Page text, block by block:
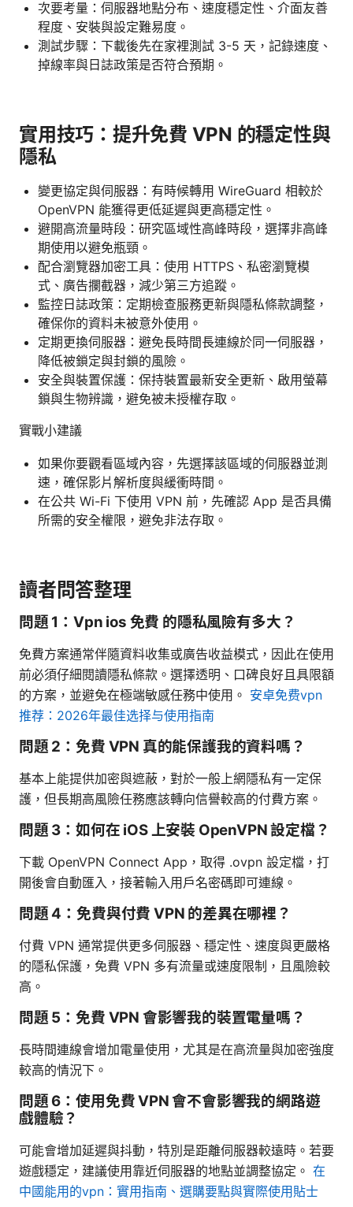
次要考量：伺服器地點分布、速度穩定性、介面友善
程度、安裝與設定難易度。
測試步驟：下載後先在家裡測試 3-5 天，記錄速度、
掉線率與日誌政策是否符合預期。
實用技巧：提升免費 VPN 的穩定性與
隱私
變更協定與伺服器：有時候轉用 WireGuard 相較於
OpenVPN 能獲得更低延遲與更高穩定性。
避開高流量時段：研究區域性高峰時段，選擇非高峰
期使用以避免瓶頸。
配合瀏覽器加密工具：使用 HTTPS、私密瀏覽模
式、廣告攔截器，減少第三方追蹤。
監控日誌政策：定期檢查服務更新與隱私條款調整，
確保你的資料未被意外使用。
定期更換伺服器：避免長時間長連線於同一伺服器，
降低被鎖定與封鎖的風險。
安全與裝置保護：保持裝置最新安全更新、啟用螢幕
鎖與生物辨識，避免被未授權存取。
實戰小建議
如果你要觀看區域內容，先選擇該區域的伺服器並測
速，確保影片解析度與緩衝時間。
在公共 Wi-Fi 下使用 VPN 前，先確認 App 是否具備
所需的安全權限，避免非法存取。
讀者問答整理
問題 1：Vpn ios 免費 的隱私風險有多大？
免費方案通常伴隨資料收集或廣告收益模式，因此在使用
前必須仔細閱讀隱私條款。選擇透明、口碑良好且具限額
的方案，並避免在極端敏感任務中使用。 安卓免费vpn
推荐：2026年最佳选择与使用指南
問題 2：免費 VPN 真的能保護我的資料嗎？
基本上能提供加密與遮蔽，對於一般上網隱私有一定保
護，但長期高風險任務應該轉向信譽較高的付費方案。
問題 3：如何在 iOS 上安裝 OpenVPN 設定檔？
下載 OpenVPN Connect App，取得 .ovpn 設定檔，打
開後會自動匯入，接著輸入用戶名密碼即可連線。
問題 4：免費與付費 VPN 的差異在哪裡？
付費 VPN 通常提供更多伺服器、穩定性、速度與更嚴格
的隱私保護，免費 VPN 多有流量或速度限制，且風險較
高。
問題 5：免費 VPN 會影響我的裝置電量嗎？
長時間連線會增加電量使用，尤其是在高流量與加密強度
較高的情況下。
問題 6：使用免費 VPN 會不會影響我的網路遊
戲體驗？
可能會增加延遲與抖動，特別是距離伺服器較遠時。若要
遊戲穩定，建議使用靠近伺服器的地點並調整協定。 在
中國能用的vpn：實用指南、選購要點與實際使用貼士